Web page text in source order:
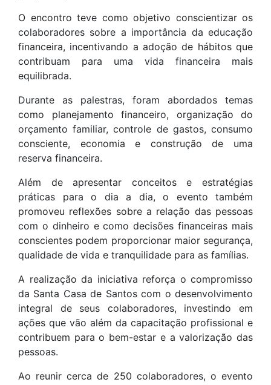
O encontro teve como objetivo conscientizar os
colaboradores sobre a importância da educação
financeira, incentivando a adoção de hábitos que
contribuam para uma vida financeira mais
equilibrada.
Durante as palestras, foram abordados temas
como planejamento financeiro, organização do
orçamento familiar, controle de gastos, consumo
consciente, economia e construção de uma
reserva financeira.
Além de apresentar conceitos e estratégias
práticas para o dia a dia, o evento também
promoveu reflexões sobre a relação das pessoas
com o dinheiro e como decisões financeiras mais
conscientes podem proporcionar maior segurança,
qualidade de vida e tranquilidade para as famílias.
A realização da iniciativa reforça o compromisso
da Santa Casa de Santos com o desenvolvimento
integral de seus colaboradores, investindo em
ações que vão além da capacitação profissional e
contribuem para o bem-estar e a valorização das
pessoas.
Ao reunir cerca de 250 colaboradores, o evento